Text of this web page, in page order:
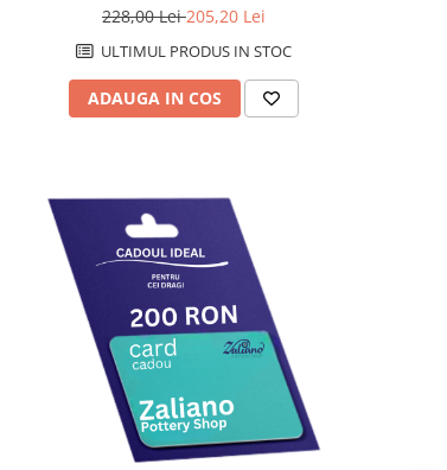
228,00 Lei205,20 Lei
ULTIMUL PRODUS IN STOC
ADAUGA IN COS